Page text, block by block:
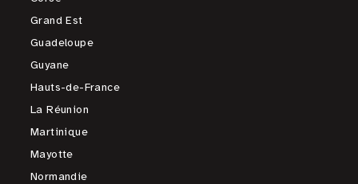
Grand Est
Guadeloupe
Guyane
Hauts-de-France
La Réunion
Martinique
Mayotte
Normandie